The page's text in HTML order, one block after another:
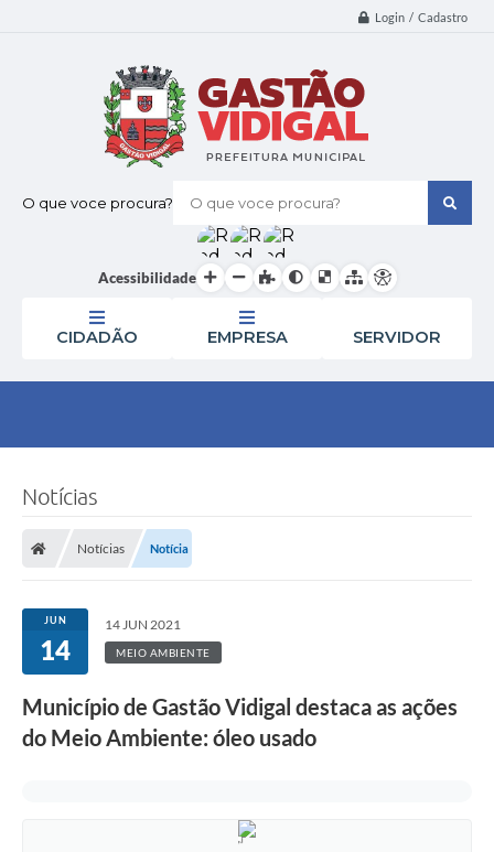
Login / Cadastro
O que voce procura?
Acessibilidade
CIDADÃO EMPRESA SERVIDOR
Notícias
Notícias Notícia
JUN
14
14 JUN 2021
MEIO AMBIENTE
Município de Gastão Vidigal destaca as ações
do Meio Ambiente: óleo usado